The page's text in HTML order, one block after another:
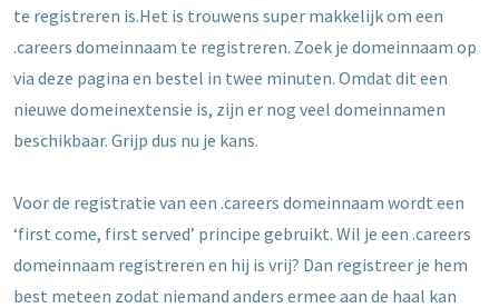
te registreren is.Het is trouwens super makkelijk om een
.careers domeinnaam te registreren. Zoek je domeinnaam op
via deze pagina en bestel in twee minuten. Omdat dit een
nieuwe domeinextensie is, zijn er nog veel domeinnamen
beschikbaar. Grijp dus nu je kans.
Voor de registratie van een .careers domeinnaam wordt een
‘first come, first served’ principe gebruikt. Wil je een .careers
domeinnaam registreren en hij is vrij? Dan registreer je hem
best meteen zodat niemand anders ermee aan de haal kan